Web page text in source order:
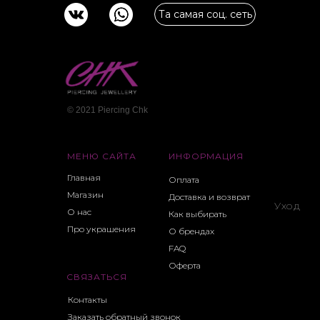
Та самая соц. сеть
© 2021 Piercing Сhk
СВЯЗАТЬСЯ
Контакты
Заказать обратный звонок
Уход
МЕНЮ САЙТА
Главная
Магазин
О нас
Про украшения
ИНФОРМАЦИЯ
Оплата
Доставка и возврат
Как выбирать
О брендах
FAQ
Оферта